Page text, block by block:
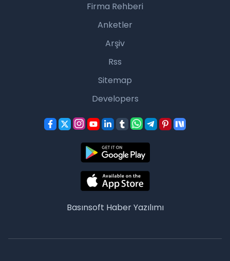
Firma Rehberi
Anketler
Arşiv
Rss
Sitemap
Developers
Basınsoft Haber Yazılımı